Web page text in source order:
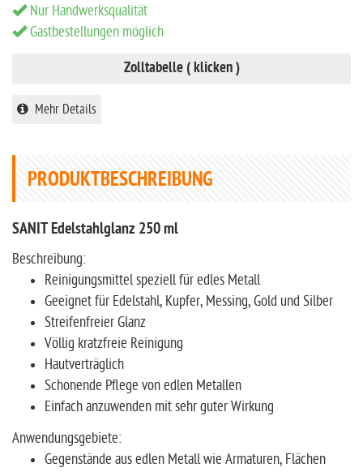
Nur Handwerksqualität
Gastbestellungen möglich
Zolltabelle ( klicken )
Mehr Details
PRODUKTBESCHREIBUNG
SANIT Edelstahlglanz 250 ml
Beschreibung:
Reinigungsmittel speziell für edles Metall
Geeignet für Edelstahl, Kupfer, Messing, Gold und Silber
Streifenfreier Glanz
Völlig kratzfreie Reinigung
Hautverträglich
Schonende Pflege von edlen Metallen
Einfach anzuwenden mit sehr guter Wirkung
Anwendungsgebiete:
Gegenstände aus edlen Metall wie Armaturen, Flächen